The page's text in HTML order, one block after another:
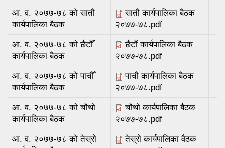
आ. व. २०७७-७८ को सातौ
कार्यपालिका बैठक
सातौ कार्यपालिका बैठक
२०७७-७८.pdf
आ. व. २०७७-७८ को छैटौँ
कार्यपालिका बैठक
छैटौं कार्यपालिका बैठक
२०७७-७८.pdf
आ. व. २०७७-७८ को पाचौँ
कार्यपालिका बैठक
पाचौ कार्यपालिका बैठक
२०७७-७८.pdf
आ. व. २०७७-७८ को चौथो
कार्यपालिका बैठक
चौथो कार्यपालिका बैठक
२०७७-७८.pdf
आ. व. २०७७-७८ को तेस्रो
तेस्रो कार्यपालिका वैठक